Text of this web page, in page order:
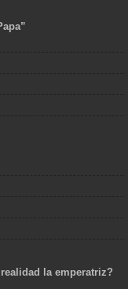
la emperatriz?